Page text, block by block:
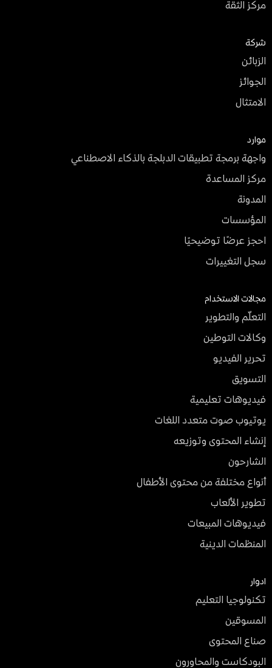
مركز الثقة
شركة
الزبائن
الجوائز
الامتثال
موارد
واجهة برمجة تطبيقات الدبلجة بالذكاء الاصطناعي
مركز المساعدة
المدونة
المؤسسات
احجز عرضًا توضيحيًا
سجل التغييرات
مجالات الاستخدام
التعلّم والتطوير
وكالات التوطين
تحرير الفيديو
التسويق
فيديوهات تعليمية
يوتيوب صوت متعدد اللغات
إنشاء المحتوى وتوزيعه
الشارحون
أنواع مختلفة من محتوى الأطفال
تطوير الألعاب
فيديوهات المبيعات
المنظمات الدينية
ادوار
تكنولوجيا التعليم
المسوقين
صناع المحتوى
البودكاست والمحاورون